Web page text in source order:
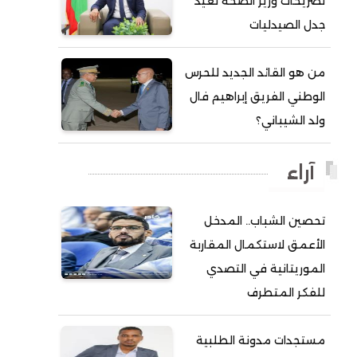
أحمد ولد آبه
أحمد ولد الديه
أحمد ولد السالك
أحمد ولد باهيه
أحمد ولد داداه
أحمد ولد علال
أحمد ولد محمد ديدي
أحمد ولد نافع
جدل الصيدليات
من هو القائد الجديد للحرس
الوطني الفريق إبراهيم فال
ولد الشيباني؟
آراء
تحصين الشباب.. المدخل
الأعمق لاستكمال المقاربة
الموريتانية في التصدي
للفكر المتطرف
مستجدات مدونة الطلبية